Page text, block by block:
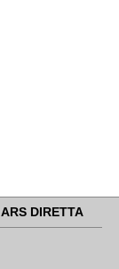
ARS DIRETTA